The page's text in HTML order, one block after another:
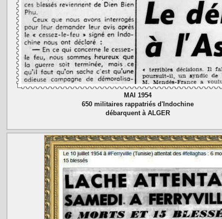
MAI 1954
650 militaires rappatriés d'Indochine
débarquent à ALGER